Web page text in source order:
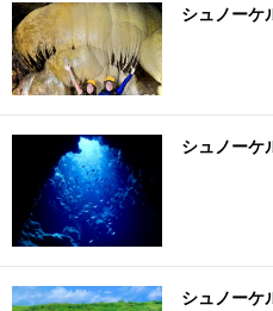
シュノーケ
シュノーケ
シュノーケ